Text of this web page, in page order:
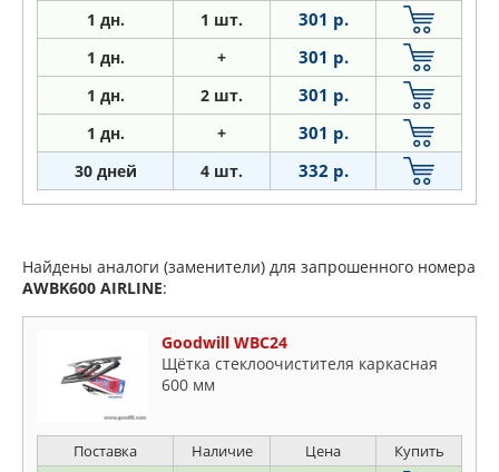
1 дн. 1 шт. 301 р.
1 дн. + 301 р.
1 дн. 2 шт. 301 р.
1 дн. + 301 р.
30 дней 4 шт. 332 р.
Найдены аналоги (заменители) для запрошенного номера
AWBK600 AIRLINE:
Goodwill WBC24
Щётка стеклоочистителя каркасная
600 мм
Поставка Наличие Цена Купить